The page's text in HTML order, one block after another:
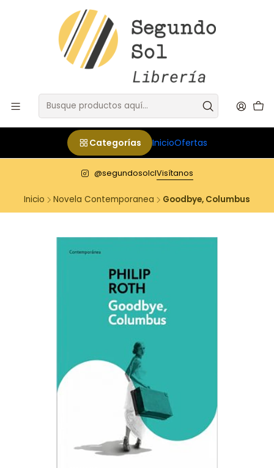
Categorías InicioOfertas
@segundosolclVisítanos
Inicio Novela Contemporanea Goodbye, Columbus